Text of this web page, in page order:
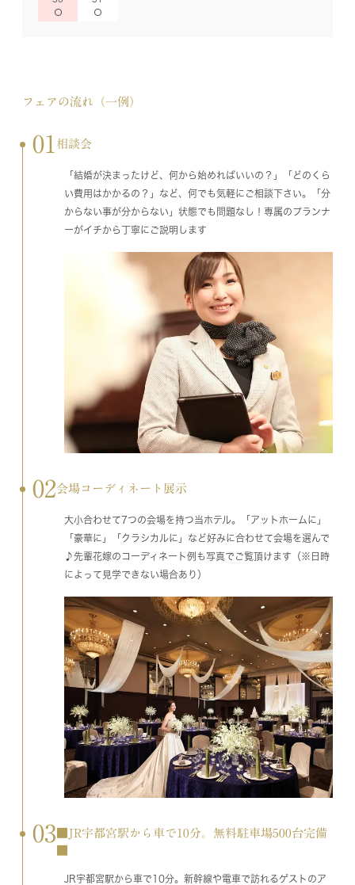
フェアの流れ（一例）
01 相談会
「結婚が決まったけど、何から始めればいいの？」「どのくら
い費用はかかるの？」など、何でも気軽にご相談下さい。「分
からない事が分からない」状態でも問題なし！専属のプランナ
ーがイチから丁寧にご説明します
02会場コーディネート展示
大小合わせて7つの会場を持つ当ホテル。「アットホームに」
「豪華に」「クラシカルに」など好みに合わせて会場を選んで
♪先輩花嫁のコーディネート例も写真でご覧頂けます（※日時
によって見学できない場合あり）
03 ■JR宇都宮駅から車で10分。無料駐車場500台完備
JR宇都宮駅から車で10分。新幹線や電車で訪れるゲストのア